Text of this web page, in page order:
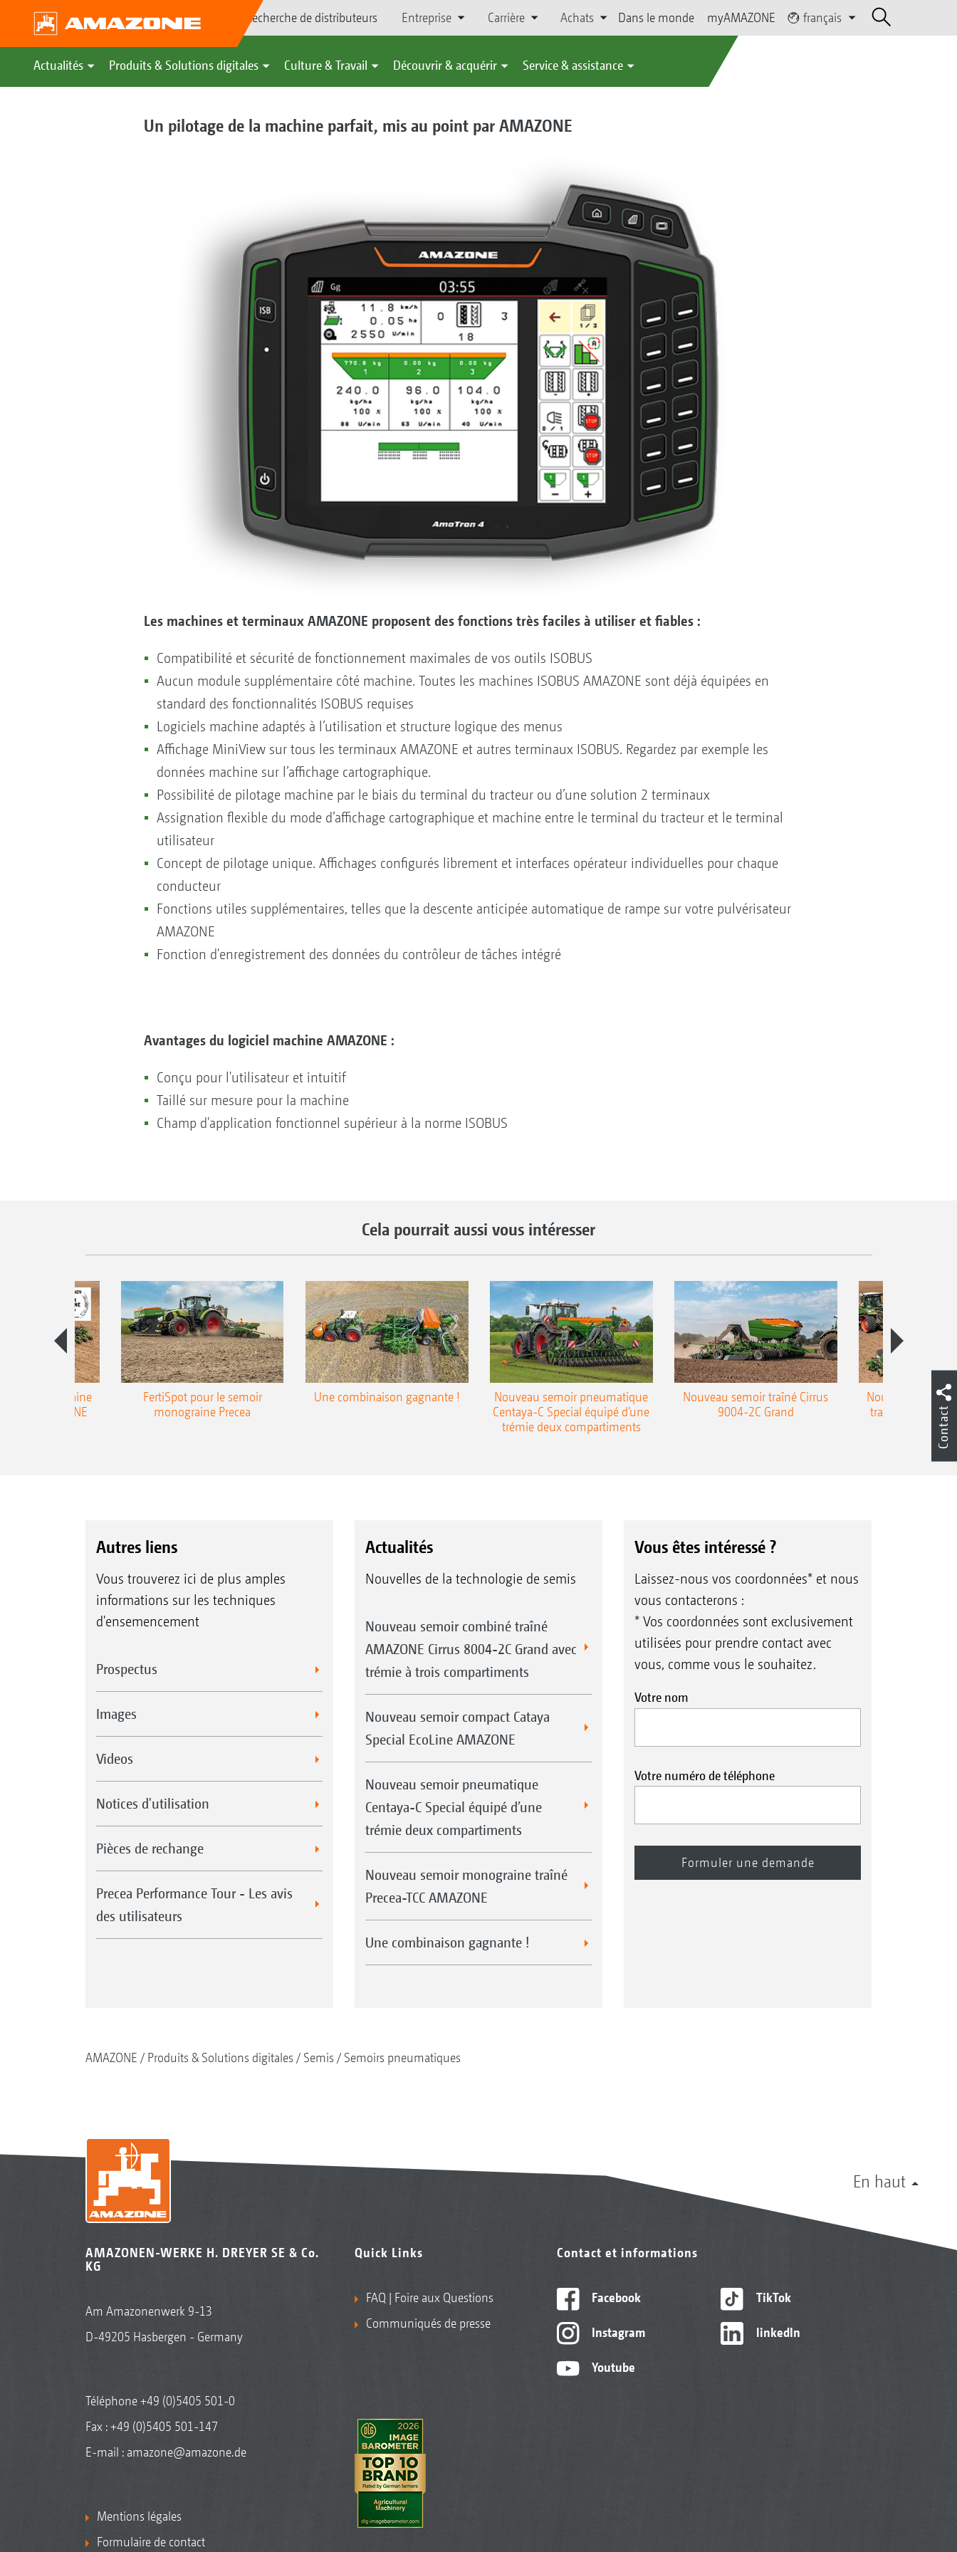
Recherche de distributeurs Entreprise Carrière Achats Dans le monde myAMAZONE français
Actualités Produits & Solutions digitales Culture & Travail Découvrir & acquérir Service & assistance
Un pilotage de la machine parfait, mis au point par AMAZONE
Les machines et terminaux AMAZONE proposent des fonctions très faciles à utiliser et fiables :
Compatibilité et sécurité de fonctionnement maximales de vos outils ISOBUS
Aucun module supplémentaire côté machine. Toutes les machines ISOBUS AMAZONE sont déjà équipées en
standard des fonctionnalités ISOBUS requises
Logiciels machine adaptés à l’utilisation et structure logique des menus
Affichage MiniView sur tous les terminaux AMAZONE et autres terminaux ISOBUS. Regardez par exemple les
données machine sur l’affichage cartographique.
Possibilité de pilotage machine par le biais du terminal du tracteur ou d’une solution 2 terminaux
Assignation flexible du mode d’affichage cartographique et machine entre le terminal du tracteur et le terminal
utilisateur
Concept de pilotage unique. Affichages configurés librement et interfaces opérateur individuelles pour chaque
conducteur
Fonctions utiles supplémentaires, telles que la descente anticipée automatique de rampe sur votre pulvérisateur
AMAZONE
Fonction d'enregistrement des données du contrôleur de tâches intégré
Avantages du logiciel machine AMAZONE :
Conçu pour l'utilisateur et intuitif
Taillé sur mesure pour la machine
Champ d'application fonctionnel supérieur à la norme ISOBUS
Cela pourrait aussi vous intéresser
monograine
TCC AMAZONE
FertiSpot pour le semoir
monograine Precea
Une combinaison gagnante !
Nouveau semoir pneumatique
Centaya-C Special équipé d’une
trémie deux compartiments
Nouveau semoir traîné Cirrus
9004-2C Grand
Nouveau semoir
traîné Precea-
Autres liens
Vous trouverez ici de plus amples
informations sur les techniques
d'ensemencement
Prospectus
Images
Videos
Notices d'utilisation
Pièces de rechange
Precea Performance Tour - Les avis
des utilisateurs
Actualités
Nouvelles de la technologie de semis
Nouveau semoir combiné traîné
AMAZONE Cirrus 8004-2C Grand avec
trémie à trois compartiments
Nouveau semoir compact Cataya
Special EcoLine AMAZONE
Nouveau semoir pneumatique
Centaya-C Special équipé d’une
trémie deux compartiments
Nouveau semoir monograine traîné
Precea-TCC AMAZONE
Une combinaison gagnante !
Vous êtes intéressé ?
Laissez-nous vos coordonnées* et nous
vous contacterons :
* Vos coordonnées sont exclusivement
utilisées pour prendre contact avec
vous, comme vous le souhaitez.
Votre nom
Votre numéro de téléphone
AMAZONE Produits & Solutions digitales Semis Semoirs pneumatiques
En haut
AMAZONEN-WERKE H. DREYER SE & Co.
KG
Am Amazonenwerk 9-13
D-49205 Hasbergen - Germany
Téléphone+49 (0)5405 501-0
Fax : +49 (0)5405 501-147
E-mail : amazone@amazone.de
Mentions légales
Formulaire de contact
Quick Links
FAQ | Foire aux Questions
Communiqués de presse
Contact et informations
Facebook
Instagram
Youtube
TikTok
linkedIn
Contact